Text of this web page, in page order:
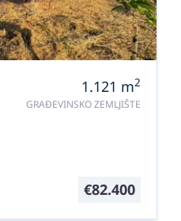
1.121 m2
GRAĐEVINSKO ZEMLJIŠTE
€82.400